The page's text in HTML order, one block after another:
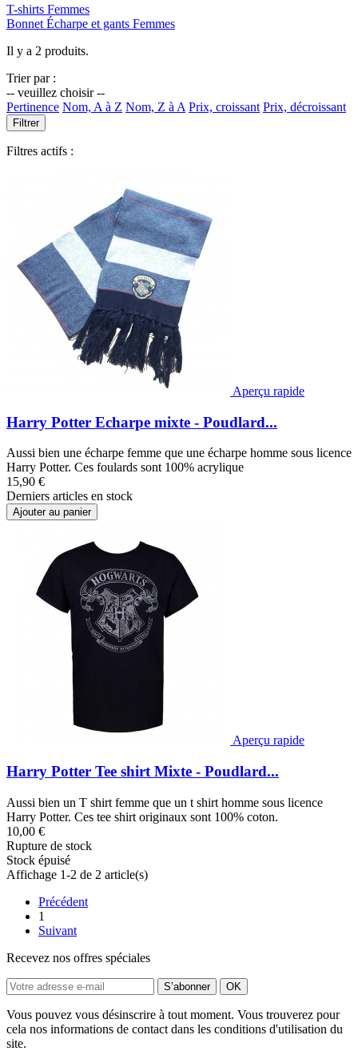
T-shirts Femmes
Bonnet Écharpe et gants Femmes
Il y a 2 produits.
Trier par :
-- veuillez choisir --
Pertinence Nom, A à Z Nom, Z à A Prix, croissant Prix, décroissant
Filtrer
Filtres actifs :
Aperçu rapide
Harry Potter Echarpe mixte - Poudlard...
Aussi bien une écharpe femme que une écharpe homme sous licence
Harry Potter. Ces foulards sont 100% acrylique
15,90 €
Derniers articles en stock
Ajouter au panier
Aperçu rapide
Harry Potter Tee shirt Mixte - Poudlard...
Aussi bien un T shirt femme que un t shirt homme sous licence
Harry Potter. Ces tee shirt originaux sont 100% coton.
10,00 €
Rupture de stock
Stock épuisé
Affichage 1-2 de 2 article(s)
Précédent
1
Suivant
Recevez nos offres spéciales
Vous pouvez vous désinscrire à tout moment. Vous trouverez pour
cela nos informations de contact dans les conditions d'utilisation du
site.